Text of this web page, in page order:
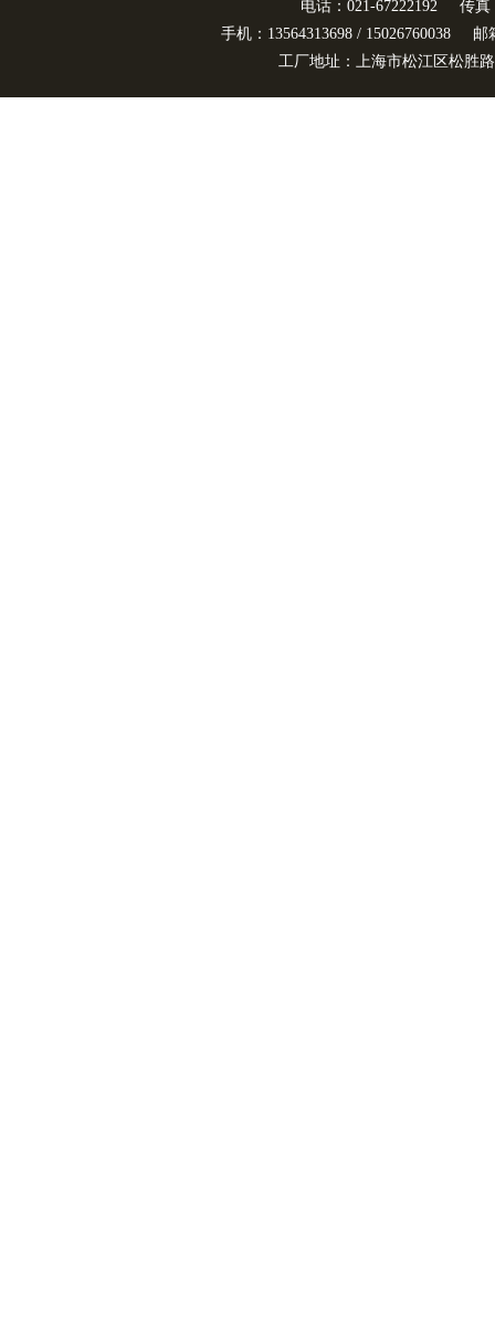
电话：021-67222192
传真
手机：13564313698 / 15026760038
邮
工厂地址：上海市松江区松胜